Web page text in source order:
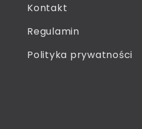
Kontakt
Regulamin
Polityka prywatności